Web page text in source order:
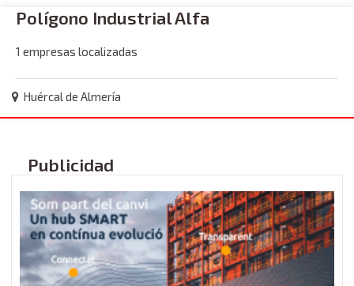
Polígono Industrial Alfa
1 empresas localizadas
Huércal de Almería
Publicidad